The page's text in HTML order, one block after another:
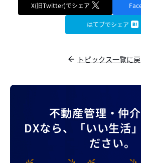
X(旧Twitter)でシェア
はてブでシェア
トピックス一覧に
不動産管理・仲
DXなら、
「いい生活
ださい。